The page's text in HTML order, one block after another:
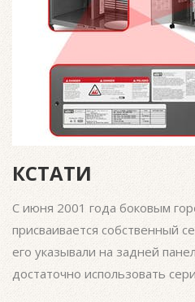
КСТАТИ
С июня 2001 года боковым
присваивается собственный
его указывали на задней
достаточно использовать